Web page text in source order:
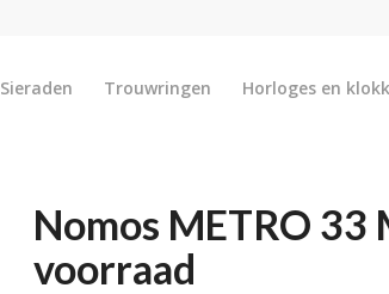
Sieraden Trouwringen Horloges en
Nomos METRO 33
voorraad